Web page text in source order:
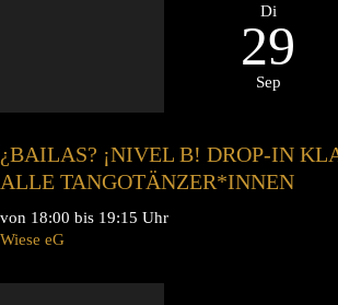
Di
29
Sep
¿BAILAS? ¡NIVEL B! DROP-IN
ALLE TANGOTÄNZER*INNEN
von 18:00 bis 19:15 Uhr
Wiese eG